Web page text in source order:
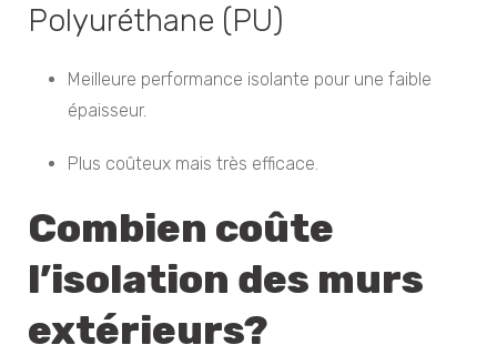
Polyuréthane (PU)
Meilleure performance isolante pour une faible
épaisseur.
Plus coûteux mais très efficace.
Combien coûte
l’isolation des murs
extérieurs?